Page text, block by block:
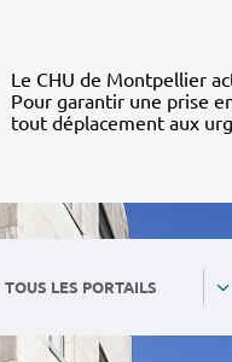
Le CHU de Montpellier
Pour garantir une prise
tout déplacement aux
TOUS LES PORTAILS